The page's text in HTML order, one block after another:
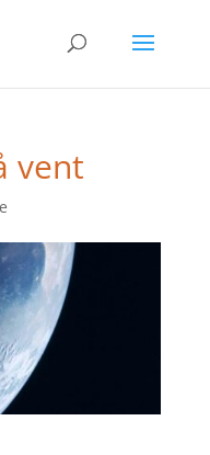
vent